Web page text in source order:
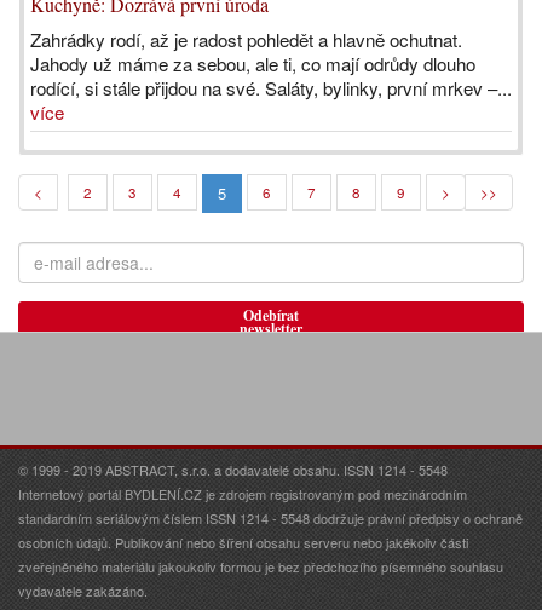
Zahrádky rodí, až je radost pohledět a hlavně ochutnat.
Jahody už máme za sebou, ale ti, co mají odrůdy dlouho
rodící, si stále přijdou na své. Saláty, bylinky, první mrkev –...
více
< 2 3 4 5 6 7 8 9 > >>
Odebírat
newsletter
© 1999 - 2019 ABSTRACT, s.r.o. a dodavatelé obsahu. ISSN 1214 - 5548
Internetový portál BYDLENÍ.CZ je zdrojem registrovaným pod mezinárodním
standardním seriálovým číslem ISSN 1214 - 5548 dodržuje právní předpisy o ochraně
osobních údajů. Publikování nebo šíření obsahu serveru nebo jakékoliv části
zveřejněného materiálu jakoukoliv formou je bez předchozího písemného souhlasu
vydavatele zakázáno.